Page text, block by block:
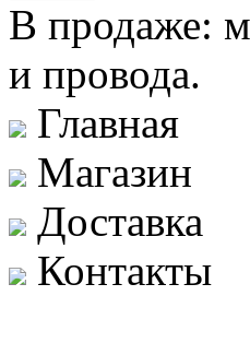
В продаже:
и провода.
Главная
Магазин
Доставка
Контакты